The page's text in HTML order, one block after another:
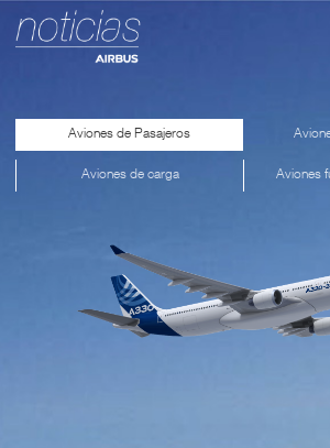
Aviones de Pasajeros
Aviones de carga Aviones